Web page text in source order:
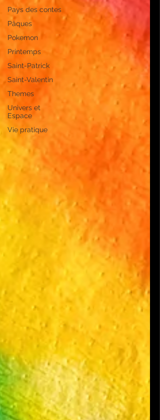
Pays des contes
Pâques
Pokemon
Printemps
Saint-Patrick
Saint-Valentin
Themes
Univers et
Espace
Vie pratique